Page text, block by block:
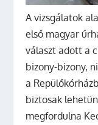
A vizsgálatok
első magyar
választ adott a
bizony-bizony,
a
biztosak
megfordulna